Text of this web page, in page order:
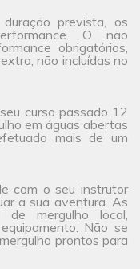
prevista, os
O não
obrigatórios,
não incluídas no
curso passado 12
em águas abertas
mais de um
com o seu instrutor
a sua aventura. As
mergulho local,
Não se
prontos para